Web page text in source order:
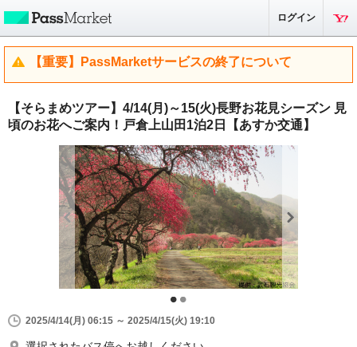
ログイン
【重要】PassMarketサービスの終了について
【そらまめツアー】4/14(月)～15(火)長野お花見シーズン 見
頃のお花へご案内！戸倉上山田1泊2日【あすか交通】
2025/4/14(月) 06:15 ～ 2025/4/15(火) 19:10